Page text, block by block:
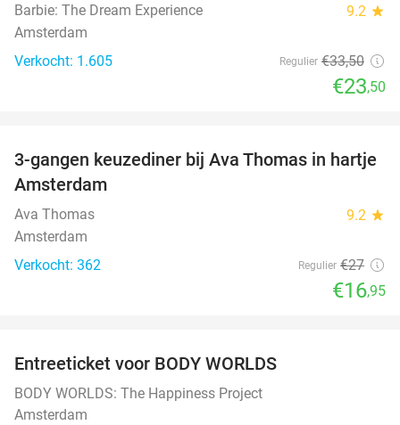
Barbie: The Dream Experience 9.2 star
Amsterdam
Verkocht: 1.605
Regulier €33,50
€23,50
37%
3-gangen keuzediner bij Ava Thomas in hartje
Amsterdam
Ava Thomas 9.2 star
Amsterdam
Verkocht: 362
Regulier €27
€16,95
Entreeticket voor BODY WORLDS
BODY WORLDS: The Happiness Project
Amsterdam